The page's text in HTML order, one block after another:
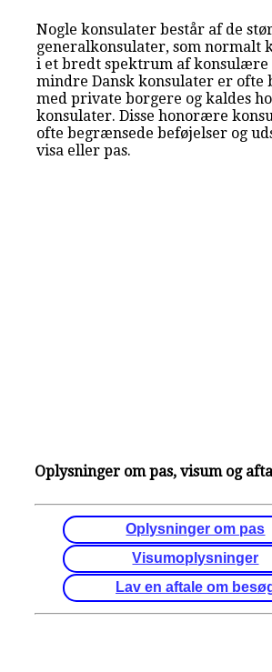
Nogle konsulater består af de
generalkonsulater, som normalt
i et bredt spektrum af konsulære
mindre Dansk konsulater er ofte
med private borgere og kaldes
konsulater. Disse honorære
ofte begrænsede beføjelser og
visa eller pas.
Oplysninger om pas, visum og
Oplysninger om pas
Visumoplysninger
Lav en aftale om